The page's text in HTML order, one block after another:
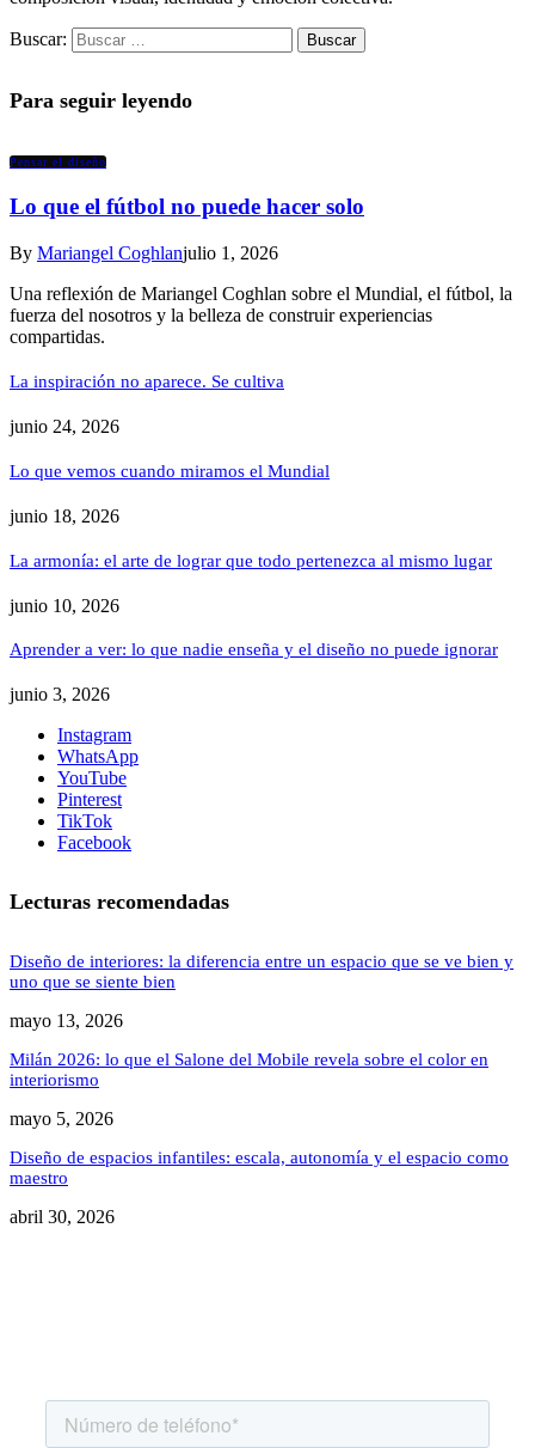
Buscar:
Para seguir leyendo
Pensar el diseño
Lo que el fútbol no puede hacer solo
By Mariangel Coghlanjulio 1, 2026
Una reflexión de Mariangel Coghlan sobre el Mundial, el fútbol, la
fuerza del nosotros y la belleza de construir experiencias
compartidas.
La inspiración no aparece. Se cultiva
junio 24, 2026
Lo que vemos cuando miramos el Mundial
junio 18, 2026
La armonía: el arte de lograr que todo pertenezca al mismo lugar
junio 10, 2026
Aprender a ver: lo que nadie enseña y el diseño no puede ignorar
junio 3, 2026
Instagram
WhatsApp
YouTube
Pinterest
TikTok
Facebook
Lecturas recomendadas
Diseño de interiores: la diferencia entre un espacio que se ve bien y
uno que se siente bien
mayo 13, 2026
Milán 2026: lo que el Salone del Mobile revela sobre el color en
interiorismo
mayo 5, 2026
Diseño de espacios infantiles: escala, autonomía y el espacio como
maestro
abril 30, 2026